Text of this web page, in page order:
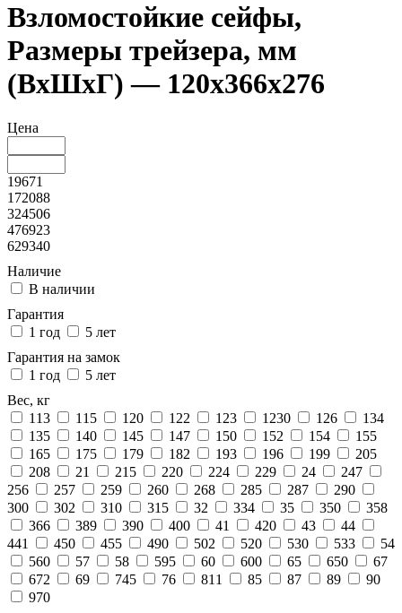
Взломостойкие сейфы,
Размеры трейзера, мм
(ВхШхГ) — 120x366x276
Цена
19671
172088
324506
476923
629340
Наличие
В наличии
Гарантия
1 год
5 лет
Гарантия на замок
1 год
5 лет
Вес, кг
113
115 120 122 123 1230 126
134
135
140 145 147 150 152 154
155
165
175 179 182 193 196 199
205
208
21 215 220 224 229 24
247
256
257 259 260 268 285 287
290
300
302 310 315 32 334 35 350
358
366
389 390 400 41 420 43
44
441
450 455 490 502 520 530 533
54
560
57 58 595 60 600 65 650
67
672
69 745 76 811 85 87 89
90
970